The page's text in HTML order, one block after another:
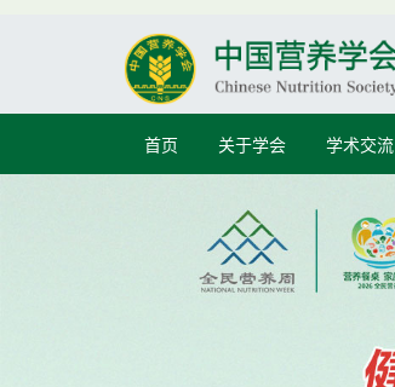
首页 关于学会 学术交流